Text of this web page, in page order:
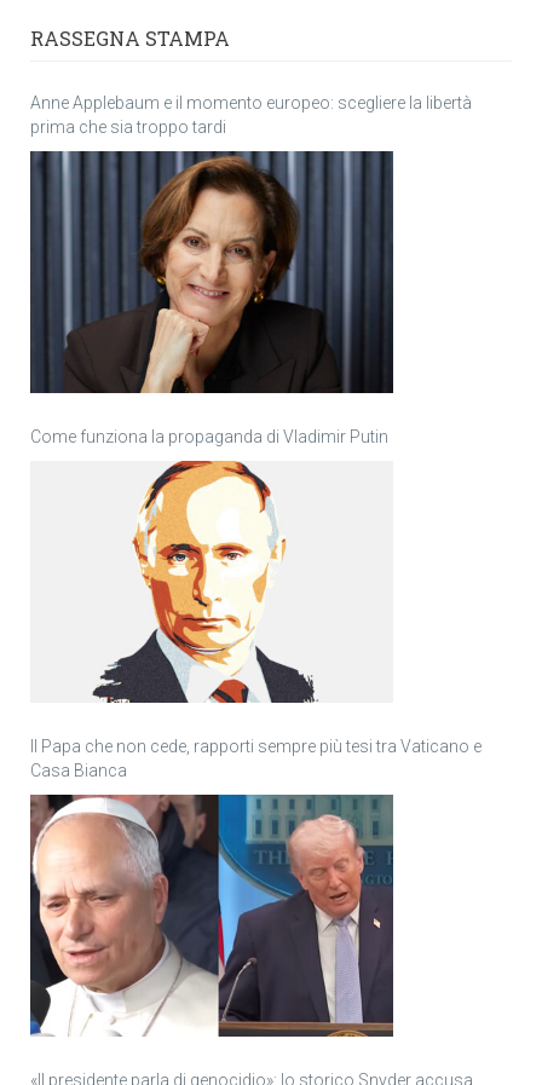
RASSEGNA STAMPA
Anne Applebaum e il momento europeo: scegliere la libertà
prima che sia troppo tardi
Come funziona la propaganda di Vladimir Putin
Il Papa che non cede, rapporti sempre più tesi tra Vaticano e
Casa Bianca
«Il presidente parla di genocidio»: lo storico Snyder accusa